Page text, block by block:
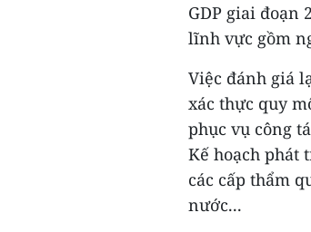
GDP giai đoạn
lĩnh vực gồm
Việc đánh giá
xác thực quy
phục vụ công
Kế hoạch phát
các cấp thẩm
nước...